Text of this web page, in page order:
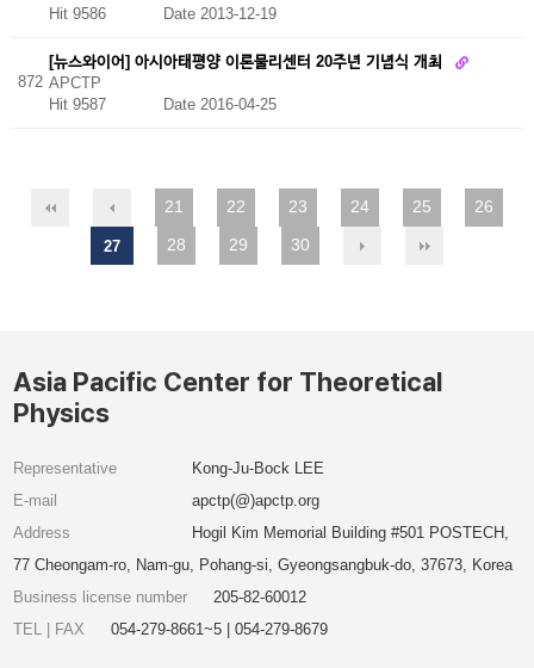
Hit 9586
Date 2013-12-19
872
[뉴스와이어] 아시아태평양 이론물리센터 20주년 기념식 개최
APCTP
Hit 9587
Date 2016-04-25
21 22 23 24 25 26
27 28 29 30
Asia Pacific Center for Theoretical
Physics
Representative
Kong-Ju-Bock LEE
E-mail
apctp(@)apctp.org
Address
Hogil Kim Memorial Building #501 POSTECH,
77 Cheongam-ro, Nam-gu, Pohang-si, Gyeongsangbuk-do, 37673, Korea
Business license number
205-82-60012
TEL | FAX
054-279-8661~5 | 054-279-8679